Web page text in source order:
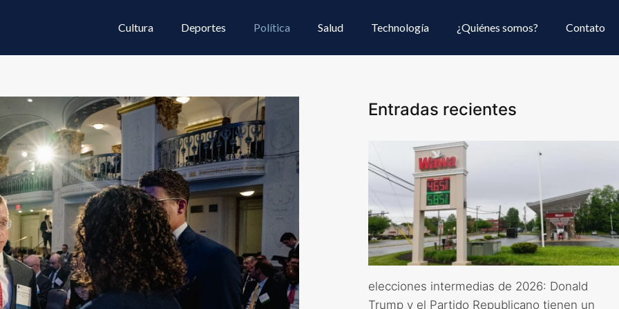
Cultura Deportes Política Salud Technología ¿Quiénes somos? Contato
Entradas recientes
elecciones intermedias de 2026: Donald
Trump y el Partido Republicano tienen un